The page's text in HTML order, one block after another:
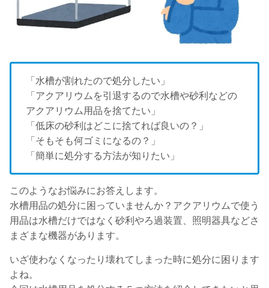
「水槽が割れたので処分したい」
「アクアリウムを引退するので水槽や砂利などの
アクアリウム用品を捨てたい」
「低床の砂利はどこに捨てれば良いの？」
「そもそも何ゴミになるの？」
「簡単に処分する方法が知りたい」
このようなお悩みにお答えします。
水槽用品の処分に困っていませんか？アクアリウムで使う
用品は水槽だけではなく砂利やろ過装置、照明器具などさ
まざまな機器があります。
いざ使わなくなったり壊れてしまった時に処分に困ります
よね。